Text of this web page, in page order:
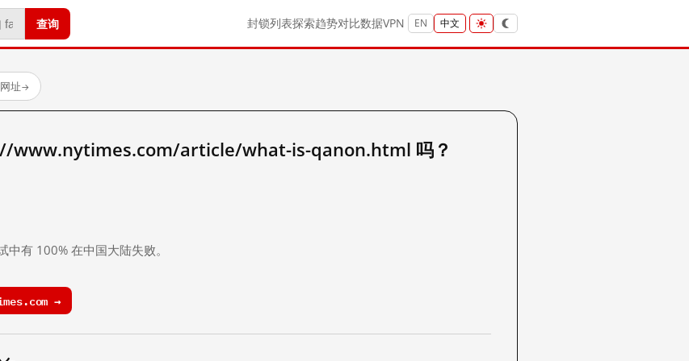
查询 封锁列表探索趋势对比数据VPN EN 中文
址→
www.nytimes.com/article/what-is-qanon.html 吗？
有 100% 在中国大陆失败。
→